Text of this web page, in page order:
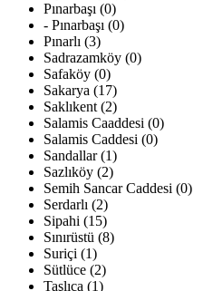
Pınarbaşı (0)
- Pınarbaşı (0)
Pınarlı (3)
Sadrazamköy (0)
Safaköy (0)
Sakarya (17)
Saklıkent (2)
Salamis Caaddesi (0)
Salamis Caddesi (0)
Sandallar (1)
Sazlıköy (2)
Semih Sancar Caddesi (0)
Serdarlı (2)
Sipahi (15)
Sınırüstü (8)
Suriçi (1)
Sütlüce (2)
Taşlıca (1)